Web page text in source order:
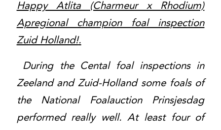
Happy Atlita (Charmeur x Rhodium)
Apregional champion foal inspection
Zuid Holland!.
During the Cental foal inspections in
Zeeland and Zuid-Holland some foals of
the National Foalauction Prinsjesdag
performed really well. At least four of